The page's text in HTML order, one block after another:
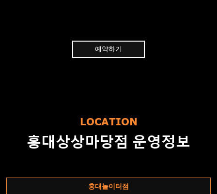
예약하기
LOCATION
홍대상상마당점 운영정보
홍대놀이터점